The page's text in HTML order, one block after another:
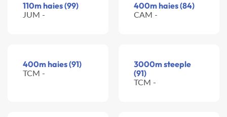
110m haies (99)
JUM -
400m haies (84)
CAM -
400m haies (91)
TCM -
3000m steeple
(91)
TCM -